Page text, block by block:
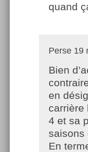
quand
Perse 19
Bien
en
carrière
4 et sa
saisons
En